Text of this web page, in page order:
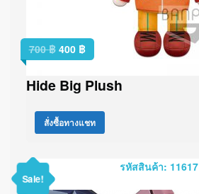
700฿ 400 ฿
Hide Big Plush
สั่งซื้อทางแชท
รหัสสินค้า: 11617
Sale!